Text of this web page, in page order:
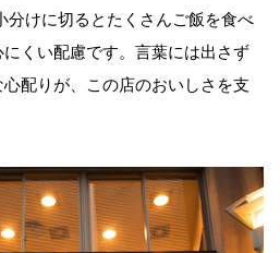
分けに切るとたくさんご飯を食べ
くい配慮です。言葉には出さず
配りが、この店のおいしさを支